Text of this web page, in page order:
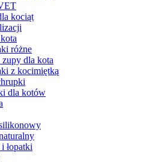
kociąt
różne
dla kota
z kocimiętką
dla kotów
łopatki